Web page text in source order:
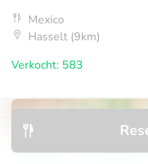
Mexico
Hasselt (9km)
Verkocht: 583